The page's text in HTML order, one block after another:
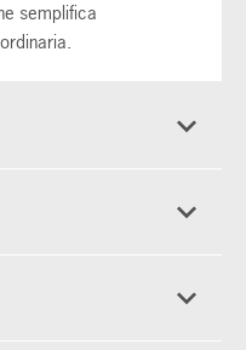
semplifica